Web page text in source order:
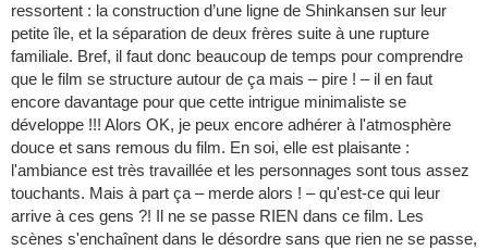
ressortent : la construction d’une ligne de Shinkansen sur leur
petite île, et la séparation de deux frères suite à une rupture
familiale. Bref, il faut donc beaucoup de temps pour comprendre
que le film se structure autour de ça mais – pire ! – il en faut
encore davantage pour que cette intrigue minimaliste se
développe !!! Alors OK, je peux encore adhérer à l'atmosphère
douce et sans remous du film. En soi, elle est plaisante :
l'ambiance est très travaillée et les personnages sont tous assez
touchants. Mais à part ça – merde alors ! – qu'est-ce qui leur
arrive à ces gens ?! Il ne se passe RIEN dans ce film. Les
scènes s'enchaînent dans le désordre sans que rien ne se passe,